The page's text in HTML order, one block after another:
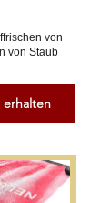
von
von Staub
erhalten